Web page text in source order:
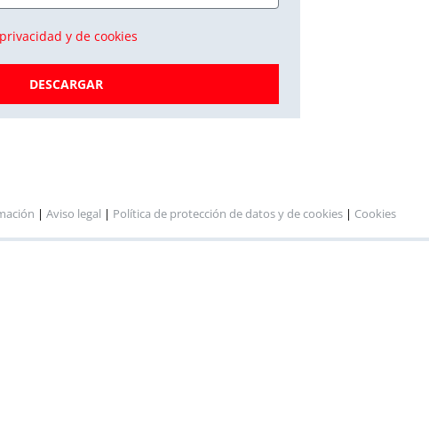
y de cookies
DESCARGAR
| Aviso legal | Política de protección de datos y de cookies | Cookies